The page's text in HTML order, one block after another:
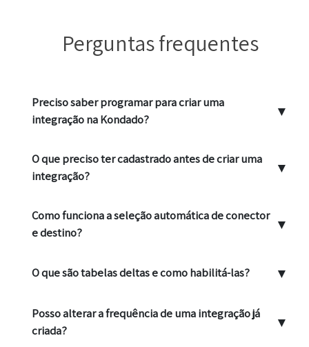
Perguntas frequentes
Preciso saber programar para criar uma
integração na Kondado?
▼
O que preciso ter cadastrado antes de criar uma
integração?
▼
Como funciona a seleção automática de conector
e destino?
▼
O que são tabelas deltas e como habilitá-las? ▼
Posso alterar a frequência de uma integração já
criada?
▼